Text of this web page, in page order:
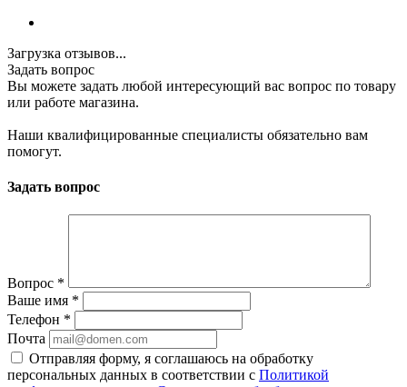
Загрузка отзывов...
Задать вопрос
Вы можете задать любой интересующий вас вопрос по товару
или работе магазина.
Наши квалифицированные специалисты обязательно вам
помогут.
Задать вопрос
Вопрос *
Ваше имя *
Телефон *
Почта
Отправляя форму, я соглашаюсь на обработку
персональных данных в соответствии с Политикой